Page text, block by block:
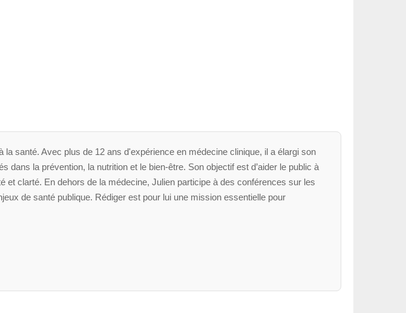
la santé. Avec plus de 12 ans d'expérience en médecine clinique, il a élargi son
dans la prévention, la nutrition et le bien-être. Son objectif est d’aider le public à
clarté. En dehors de la médecine, Julien participe à des conférences sur les
de santé publique. Rédiger est pour lui une mission essentielle pour